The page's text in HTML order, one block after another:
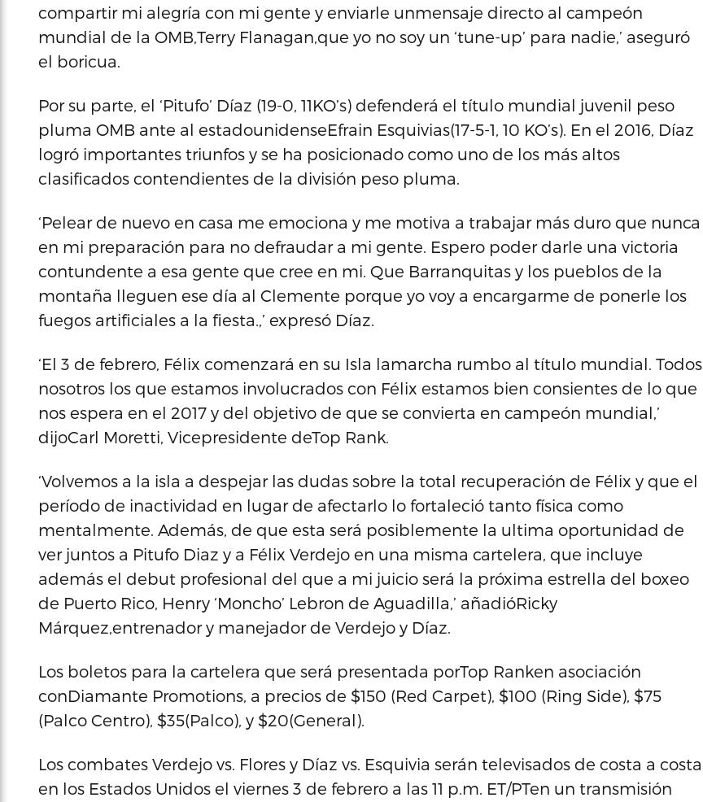
compartir mi alegría con mi gente y enviarle unmensaje directo al campeón
mundial de la OMB,Terry Flanagan,que yo no soy un ‘tune-up’ para nadie,’ aseguró
el boricua.
Por su parte, el ‘Pitufo’ Díaz (19-0, 11KO’s) defenderá el título mundial juvenil peso
pluma OMB ante al estadounidenseEfrain Esquivias(17-5-1, 10 KO’s). En el 2016, Díaz
logró importantes triunfos y se ha posicionado como uno de los más altos
clasificados contendientes de la división peso pluma.
‘Pelear de nuevo en casa me emociona y me motiva a trabajar más duro que nunca
en mi preparación para no defraudar a mi gente. Espero poder darle una victoria
contundente a esa gente que cree en mi. Que Barranquitas y los pueblos de la
montaña lleguen ese día al Clemente porque yo voy a encargarme de ponerle los
fuegos artificiales a la fiesta.,’ expresó Díaz.
‘El 3 de febrero, Félix comenzará en su Isla lamarcha rumbo al título mundial. Todos
nosotros los que estamos involucrados con Félix estamos bien consientes de lo que
nos espera en el 2017 y del objetivo de que se convierta en campeón mundial,’
dijoCarl Moretti, Vicepresidente deTop Rank.
‘Volvemos a la isla a despejar las dudas sobre la total recuperación de Félix y que el
período de inactividad en lugar de afectarlo lo fortaleció tanto física como
mentalmente. Además, de que esta será posiblemente la ultima oportunidad de
ver juntos a Pitufo Diaz y a Félix Verdejo en una misma cartelera, que incluye
además el debut profesional del que a mi juicio será la próxima estrella del boxeo
de Puerto Rico, Henry ‘Moncho’ Lebron de Aguadilla,’ añadióRicky
Márquez,entrenador y manejador de Verdejo y Díaz.
Los boletos para la cartelera que será presentada porTop Ranken asociación
conDiamante Promotions, a precios de $150 (Red Carpet), $100 (Ring Side), $75
(Palco Centro), $35(Palco), y $20(General).
Los combates Verdejo vs. Flores y Díaz vs. Esquivia serán televisados de costa a costa
en los Estados Unidos el viernes 3 de febrero a las 11 p.m. ET/PTen un transmisión